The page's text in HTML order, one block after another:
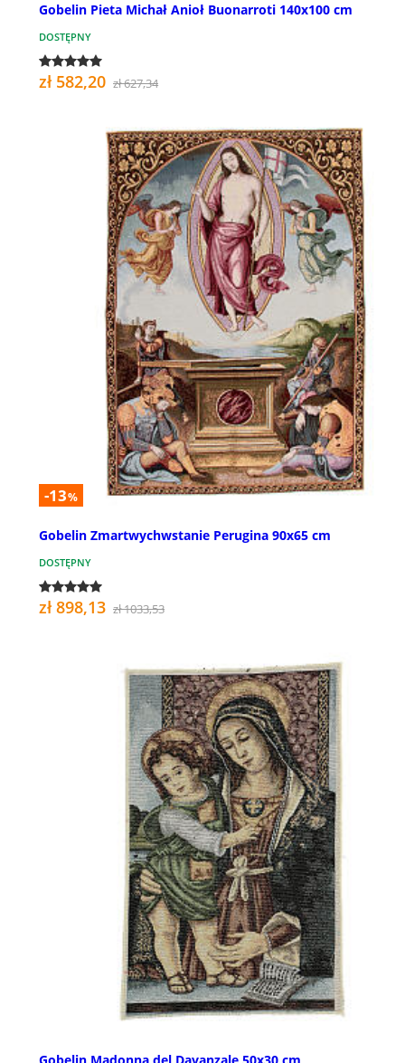
Gobelin Pieta Michał Anioł Buonarroti 140x100 cm
DOSTĘPNY
zł 582,20 zł 627,34
-13%
Gobelin Zmartwychwstanie Perugina 90x65 cm
DOSTĘPNY
zł 898,13 zł 1033,53